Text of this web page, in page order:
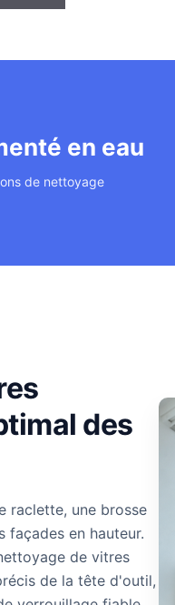
en eau
de nettoyage
des
raclette, une brosse
en hauteur.
de vitres
de la tête d'outil,